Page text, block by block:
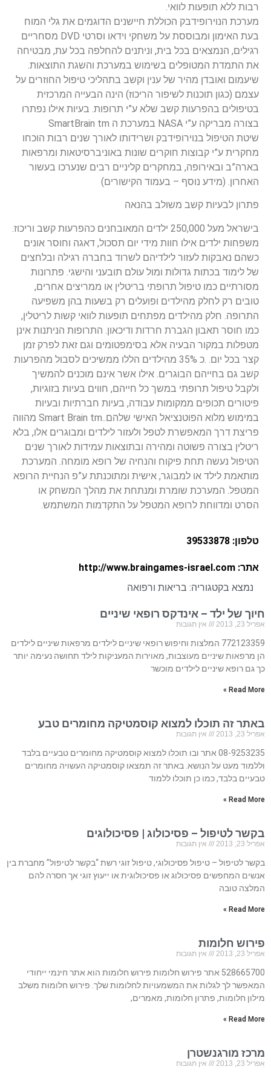
רבות ללא תופעות לוואי.
מערכת הנוירופידבק הכוללת חיישנים הדוגמים את גלי המוח
בעת האימון ומבוססת על משחקי וידאו וסרטי DVD מסחריים
רגילים, הנמצאים בכל בית, וניתנים להחלפה בכל עת, מבטיחה
את התמדת המטופלים בשימוש במערכת והשגת התוצאות.
שיעמום ואובדן מהיר של ענין וקשב בתהליכי טיפול החוזרים על
עצמם (כגון תוכנות לשיפור הריכוז) הינה הבעייה המרכזית
בטיפולים בהפרעות קשב שלא ע”י תרופות. בעיות אילו נפתרו
בצורה מבריקה ע”י NASA במערכת ה SmartBrain tm
שיטת הטיפול בנוירופידבק ושרידותו לאורך שנים רבות הוכחו
מחקרית ע”י קבוצות חוקרים שונות באוניברסיטאות ומרפאות
בארה”ב ובאירופה, במחקרים קליניים רבים שנערכו בעשור
האחרון. (מידע נוסף – בעמוד הקישורים)
פתרון לבעיות קשב משולב בהנאה
בישראל מעל 250,000 ילדים המאובחנים כהפרעות קשב וריכוז.
משפחות ילדים אילו חוות מידי יום תסכול, דאגה וחוסר אונים
כשהם נאבקות לעזור לילדיהם לשרוד בחברה רגילה ובלחצים
של לימוד בכתות גדולות ומול עולם תובעני והישגי. פתרונות
מסורתיים כמו טיפול תרופתי בריטלין או ממריצים אחרים,
טובים רק לחלק מהילדים ופועלים רק בשעות בהן משפיעה
התרופה. חלק מהילדים מפתחים תופעות לוואי קשות לריטלין,
כמו חוסר תאבון הגברת חרדות ודיכאון. התרופות הניתנות אינן
מטפלות במקור הבעיה אלא בסימפטומים וגם זאת לפרק זמן
קצר בכל יום. .כ 35% מהילדים הללו ממשיכים לסבול מהפרעות
קשב גם בחייהם הבוגרים. אילו אשר אינם מוכנים להמשיך
ולקבל טיפול תרופתי במשך כל חייהם, חווים בעיות בזוגיות,
פיטורים תכופים ממקומות עבודה, בעיות חברתיות ובעיות
במימוש מלוא הפוטנציאל האישי שלהם..Smart Brain tm מהווה
פריצת דרך המאפשרת לטפל ולעזור לילדים ומבוגרים אלו, בלא
ריטלין בצורה פשוטה ומהירה ובתוצאות עמידות לאורך שנים
הטיפול נעשה תחת פיקוח והנחיה של רופא מומחה. המערכת
מותאמת לילד או למבוגר, אישית ומתוכנתת ע”פ הנחיית הרופא
המטפל. המערכת שומרת ומנתחת את מהלך המשחק או
הסרט ומדווחת לרופא המטפל על התקדמות המשתמש.
טלפון: 39533878
אתר: http://www.braingames-israel.com
נמצא בקטגוריה: בריאות ורפואה
חיוך של ילד – אינדקס רופאי שיניים
אפריל 23, 2013 אין תגובות
772123359 המלצות וחיפוש רופאי שיניים לילדים מרפאות שיניים לילדים
הן מרפאות שיניים מעוצבות, מאוירות המעניקות לילד תחושה נעימה יותר
כך גם רופא שיניים לילדים מוכשר
Read More »
באתר זה תוכלו למצוא קוסמטיקה מחומרים טבע
אפריל 23, 2013 אין תגובות
08-9253235 אתר ובו תוכלו למצוא קוסמטיקה מחומרים טבעיים בלבד
וללמוד מעט על הנושא. באתר זה תמצאו קוסמטיקה העשויה מחומרים
טבעיים בלבד, כמו כן תוכלו ללמוד
Read More »
בקשר לטיפול – פסיכולוג | פסיכולוגים
אפריל 23, 2013 אין תגובות
בקשר לטיפול – טיפול פסיכולוגי, טיפול זוגי רשת “בקשר לטיפול” מחברת בין
אנשים המחפשים פסיכולוג או פסיכולוגית או ייעוץ זוגי אך חסרה להם
המלצה טובה
Read More »
פירוש חלומות
אפריל 23, 2013 אין תגובות
528665700 אתר פירוש חלומות פירוש חלומות הוא אתר חינמי ייחודי
המאפשר לך לגלות את המשמעויות לחלומות שלך. פירוש חלומות משלב
מילון חלומות, פתרון חלומות, מאמרים,
Read More »
מרכז מורגנשטרן
אפריל 23, 2013 אין תגובות